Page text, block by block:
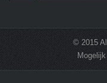
© 2015